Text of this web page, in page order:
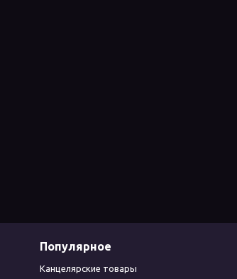
Популярное
Канцелярские товары